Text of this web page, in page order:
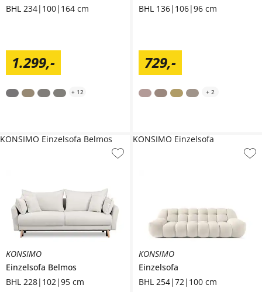
BHL 234|100|164 cm
1.299,-
+ 12
BHL 136|106|96 cm
729,-
+ 2
KONSIMO
Einzelsofa Belmos
BHL 228|102|95 cm
KONSIMO Einzelsofa Belmos
KONSIMO
Einzelsofa
BHL 254|72|100 cm
KONSIMO Einzelsofa